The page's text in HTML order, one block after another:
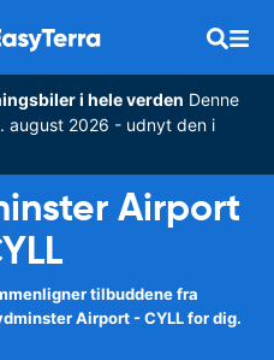
i hele verden Denne
august 2026 - udnyt den i
Airport
tilbuddene fra
Airport - CYLL for dig.